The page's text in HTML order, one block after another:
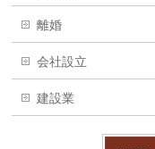
離婚
会社設立
建設業